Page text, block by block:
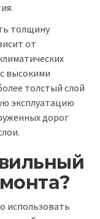
толщину
от
высокими
толстый слой
эксплуатацию
дорог
использовать